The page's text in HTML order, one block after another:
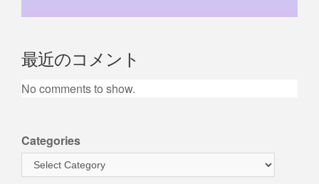
最近のコメント
No comments to show.
Categories